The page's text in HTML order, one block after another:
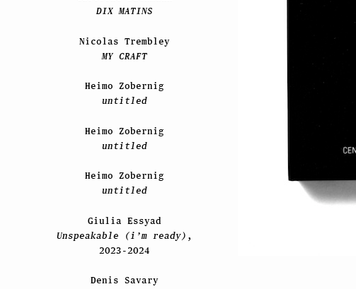
DIX MATINS
Nicolas Trembley
MY CRAFT
Heimo Zobernig
untitled
Heimo Zobernig
untitled
Heimo Zobernig
untitled
Giulia Essyad
Unspeakable (i’m ready) ,
2023-2024
Denis Savary